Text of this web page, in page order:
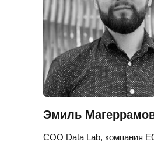
Эмиль
COO Data Lab, компания